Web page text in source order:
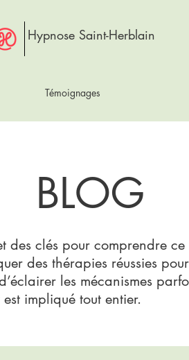
Hypnose Saint-Herblain
Témoignages
BLOG
des clés pour comprendre
des thérapies réussies
les mécanismes
impliqué tout entier.